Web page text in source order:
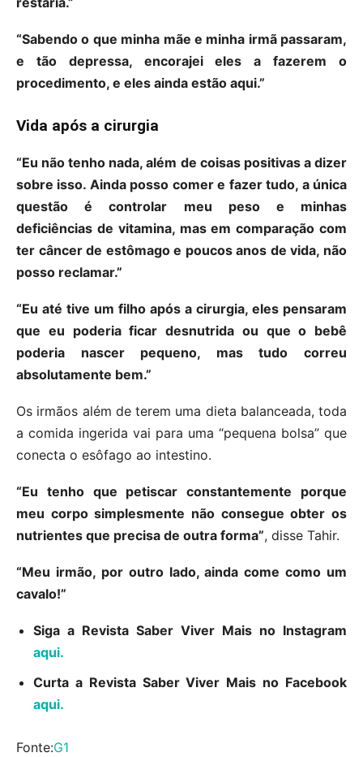
“Sabendo o que minha mãe e minha irmã passaram,
e tão depressa, encorajei eles a fazerem o
procedimento, e eles ainda estão aqui.”
Vida após a cirurgia
“Eu não tenho nada, além de coisas positivas a dizer
sobre isso. Ainda posso comer e fazer tudo, a única
questão é controlar meu peso e minhas
deficiências de vitamina, mas em comparação com
ter câncer de estômago e poucos anos de vida, não
posso reclamar.”
“Eu até tive um filho após a cirurgia, eles pensaram
que eu poderia ficar desnutrida ou que o bebê
poderia nascer pequeno, mas tudo correu
absolutamente bem.”
Os irmãos além de terem uma dieta balanceada, toda
a comida ingerida vai para uma “pequena bolsa” que
conecta o esôfago ao intestino.
“Eu tenho que petiscar constantemente porque
meu corpo simplesmente não consegue obter os
nutrientes que precisa de outra forma”, disse Tahir.
“Meu irmão, por outro lado, ainda come como um
cavalo!”
Siga a Revista Saber Viver Mais no Instagram
aqui.
Curta a Revista Saber Viver Mais no Facebook
aqui.
Fonte:G1